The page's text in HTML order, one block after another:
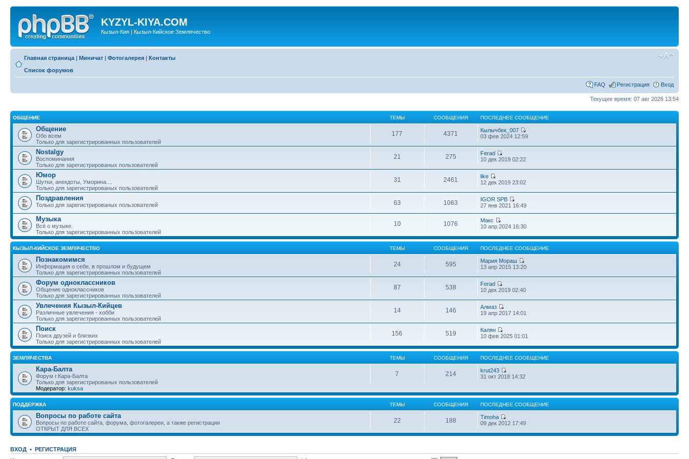
KYZYL-KIYA.COM
Кызыл-Кия | Кызыл-Кийское Землячество
Главная страница | Миничат | Фотогалерея | Контакты
Список форумов
FAQ Регистрация Вход
Текущее время: 07 авг 2026 13:54
ОБЩЕНИЕ ТЕМЫ СООБЩЕНИЯ ПОСЛЕДНЕЕ СООБЩЕНИЕ
Общение
Обо всем
Только для зарегистрированных пользователей
177 4371
Кылычбек_007
03 фев 2024 12:59
Nostalgy
Воспоминания
Только для зарегистрированых пользователей
21 275
Ferad
10 дек 2019 02:22
Юмор
Шутки, анекдоты, Уморина....
Только для зарегистрированых пользователей
31 2461
like
12 дек 2019 23:02
Поздравления
Только для зарегистрированых пользователей 63 1063
IGOR SPB
27 янв 2021 16:49
Музыка
Всё о музыке.
Только для зарегистрированных пользователей
10 1076
Макс
10 апр 2024 16:30
КЫЗЫЛ-КИЙСКОЕ ЗЕМЛЯЧЕСТВО ТЕМЫ СООБЩЕНИЯ ПОСЛЕДНЕЕ СООБЩЕНИЕ
Познакомимся
Информация о себе, в прошлом и будущем
Только для зарегистрированных пользователей
24 595
Мария Мораш
13 апр 2015 13:20
Форум одноклассников
Общение одноклассников
Только для зарегистрированных пользователей
87 538
Ferad
10 дек 2019 02:40
Увлечения Кызыл-Кийцев
Различные увлечения - хобби
Только для зарегистрированных пользователей
14 146
Алмаз
19 апр 2017 14:01
Поиск
Поиск друзей и близких
Только для зарегистрированных пользователей
156 519
Калян
10 фев 2025 01:01
ЗЕМЛЯЧЕСТВА ТЕМЫ СООБЩЕНИЯ ПОСЛЕДНЕЕ СООБЩЕНИЕ
Кара-Балта
Форум г.Кара-Балта
Только для зарегистрированых пользователей
Модератор: kuksa
7 214
krut243
31 окт 2018 14:32
ПОДДЕРЖКА ТЕМЫ СООБЩЕНИЯ ПОСЛЕДНЕЕ СООБЩЕНИЕ
Вопросы по работе сайта
Вопросы по работе сайта, форума, фотогалереи, а также регистрации
ОТКРЫТ ДЛЯ ВСЕХ
22 188
Timoha
09 дек 2012 17:49
ВХОД • РЕГИСТРАЦИЯ